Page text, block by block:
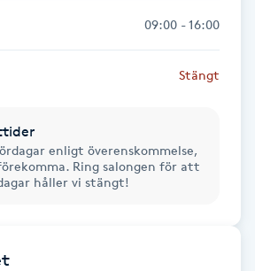
09:00 - 16:00
Stängt
enligt överenskommelse,
Ring salongen för att
håller vi stängt!